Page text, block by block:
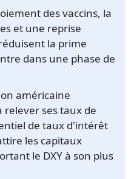
des vaccins, la
et une reprise
la prime
dans une phase de
américaine
relever ses taux de
de taux d'intérêt
les capitaux
le DXY à son plus